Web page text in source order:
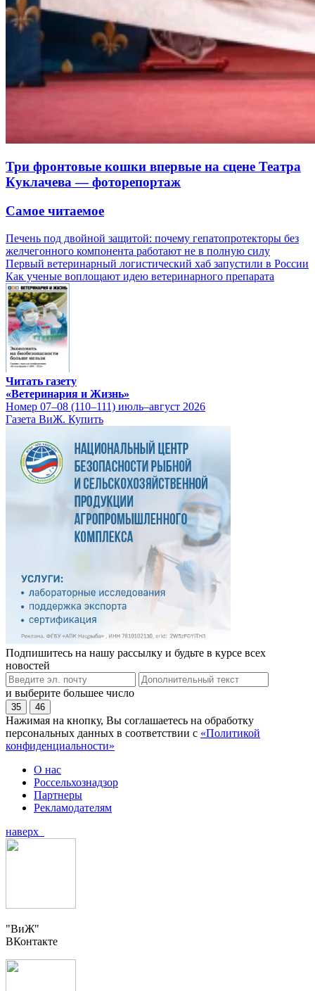
Три фронтовые кошки впервые на сцене Театра
Куклачева — фоторепортаж
Самое читаемое
Печень под двойной защитой: почему гепатопротекторы без
желчегонного компонента работают не в полную силу
Первый ветеринарный логистический хаб запустили в России
Как ученые воплощают идею ветеринарного препарата
Читать газету
«Ветеринария и Жизнь»
Номер 07–08 (110–111) июль–август 2026
Газета ВиЖ. Купить
Подпишитесь на нашу рассылку и будьте в курсе всех
новостей
и выберите большее число
35 46
Нажимая на кнопку, Вы соглашаетесь на обработку
персональных данных в соответствии с «Политикой
конфиденциальности»
О нас
Россельхознадзор
Партнеры
Рекламодателям
наверх
"ВиЖ"
ВКонтакте